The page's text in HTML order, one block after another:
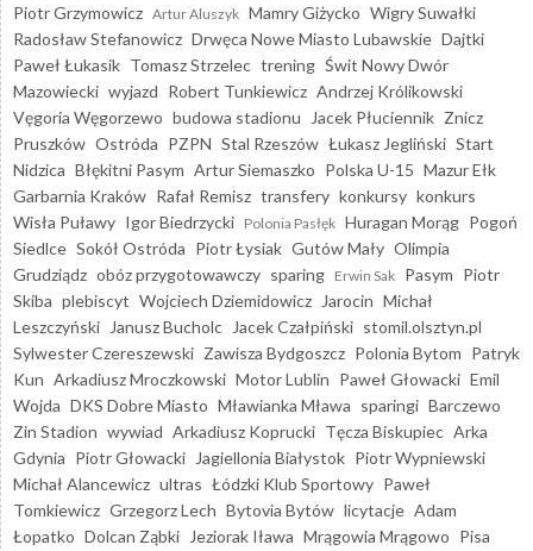
Piotr Grzymowicz Artur Aluszyk Mamry Giżycko Wigry Suwałki
Radosław Stefanowicz Drwęca Nowe Miasto Lubawskie Dajtki
Paweł Łukasik Tomasz Strzelec trening Świt Nowy Dwór
Mazowiecki wyjazd Robert Tunkiewicz Andrzej Królikowski
Vęgoria Węgorzewo budowa stadionu Jacek Płuciennik Znicz
Pruszków Ostróda PZPN Stal Rzeszów Łukasz Jegliński Start
Nidzica Błękitni Pasym Artur Siemaszko Polska U-15 Mazur Ełk
Garbarnia Kraków Rafał Remisz transfery konkursy konkurs
Wisła Puławy Igor Biedrzycki Polonia Pasłęk Huragan Morąg Pogoń
Siedlce Sokół Ostróda Piotr Łysiak Gutów Mały Olimpia
Grudziądz obóz przygotowawczy sparing Erwin Sak Pasym Piotr
Skiba plebiscyt Wojciech Dziemidowicz Jarocin Michał
Leszczyński
Janusz Bucholc Jacek Czałpiński stomil.olsztyn.pl
Sylwester Czereszewski Zawisza Bydgoszcz Polonia Bytom Patryk
Kun Arkadiusz Mroczkowski Motor Lublin Paweł Głowacki Emil
Wojda DKS Dobre Miasto Mławianka Mława sparingi Barczewo
Zin Stadion wywiad Arkadiusz Koprucki Tęcza Biskupiec Arka
Gdynia Piotr Głowacki Jagiellonia Białystok Piotr Wypniewski
Michał Alancewicz ultras Łódzki Klub Sportowy Paweł
Tomkiewicz Grzegorz Lech Bytovia Bytów licytacje Adam
Łopatko Dolcan Ząbki Jeziorak Iława Mrągowia Mrągowo Pisa